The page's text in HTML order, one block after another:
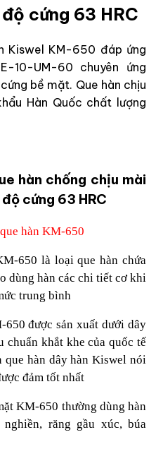
cứng 63 HRC
Kiswel KM-650 đáp ứng
10-UM-60 chuyên ứng
bề mặt. Que hàn chịu
Hàn Quốc chất lượng
hàn chống chịu mài
cứng 63 HRC
hàn KM-650
650 là loại que hàn chứa
dùng hàn các chi tiết cơ khi
trung bình
được sản xuất dưới dây
chuẩn khắt khe của quốc tế
que hàn dây hàn Kiswel nói
đảm tốt nhất
KM-650 thường dùng hàn
răng gầu xúc, búa